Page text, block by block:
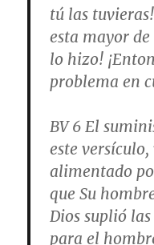
tú las
esta mayor de
lo hizo!
problema en
BV 6 El
este
alimentado
que Su
Dios suplió
para el